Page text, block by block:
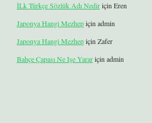
İLk Türkçe Sözlük Adı Nediriçin Eren
Japonya Hangi Mezhepiçin admin
Japonya Hangi Mezhepiçin Zafer
Bahçe Çapası Ne Işe Yarariçin admin